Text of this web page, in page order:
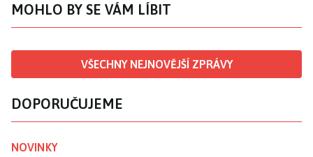
MOHLO BY SE VÁM LÍBIT
VŠECHNY NEJNOVĚJŠÍ ZPRÁVY
DOPORUČUJEME
NOVINKY